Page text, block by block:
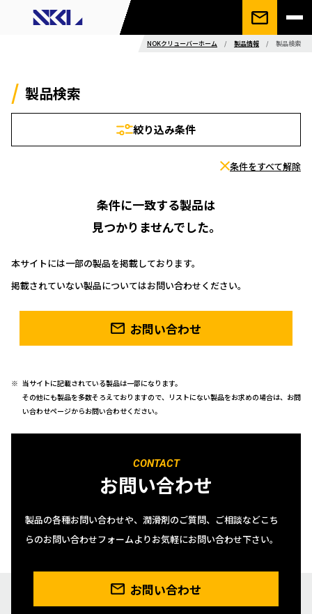
NOKクリューバーホーム / 製品情報 / 製品検索
製品検索
絞り込み条件
条件をすべて解除
条件に一致する製品は
見つかりませんでした。
本サイトには一部の製品を掲載しております。
掲載されていない製品についてはお問い合わせください。
お問い合わせ
当サイトに記載されている製品は一部になります。
その他にも製品を多数そろえておりますので、リストにない製品をお求めの場合は、お問
い合わせページからお問い合わせください。
CONTACT
お問い合わせ
製品の各種お問い合わせや、潤滑剤のご質問、ご相談などこち
らのお問い合わせフォームよりお気軽にお問い合わせ下さい。
お問い合わせ